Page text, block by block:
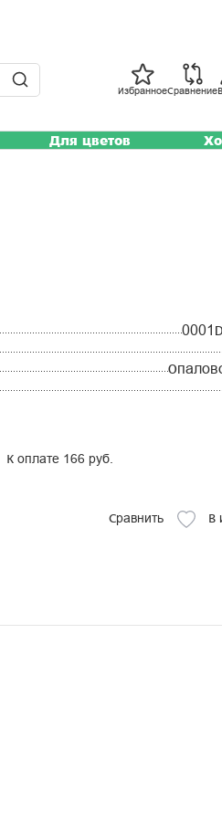
ИзбранноеСравнение
Для цветов
К оплате 166 руб.
Сравнить В